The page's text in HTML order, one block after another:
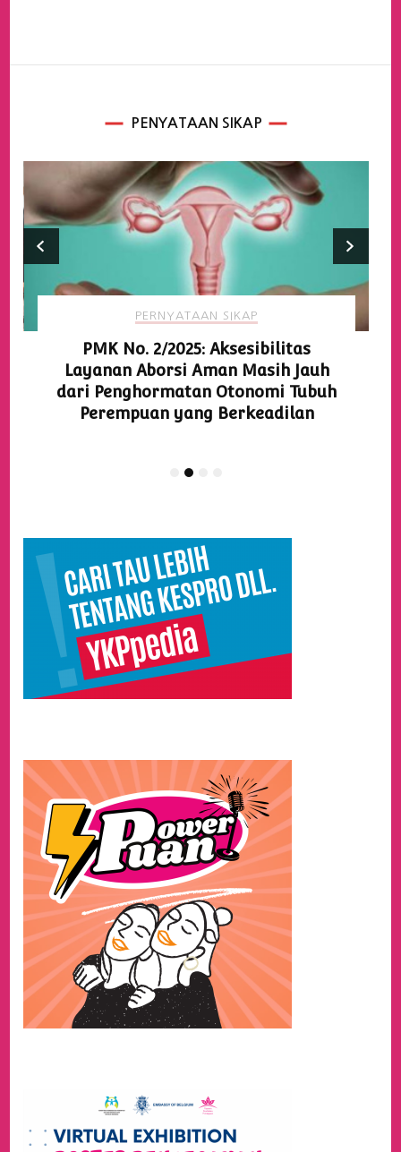
PENYATAAN SIKAP
PERNYATAAN SIKAP
PMK No. 2/2025: Aksesibilitas
Layanan Aborsi Aman Masih Jauh
dari Penghormatan Otonomi Tubuh
Perempuan yang Berkeadilan